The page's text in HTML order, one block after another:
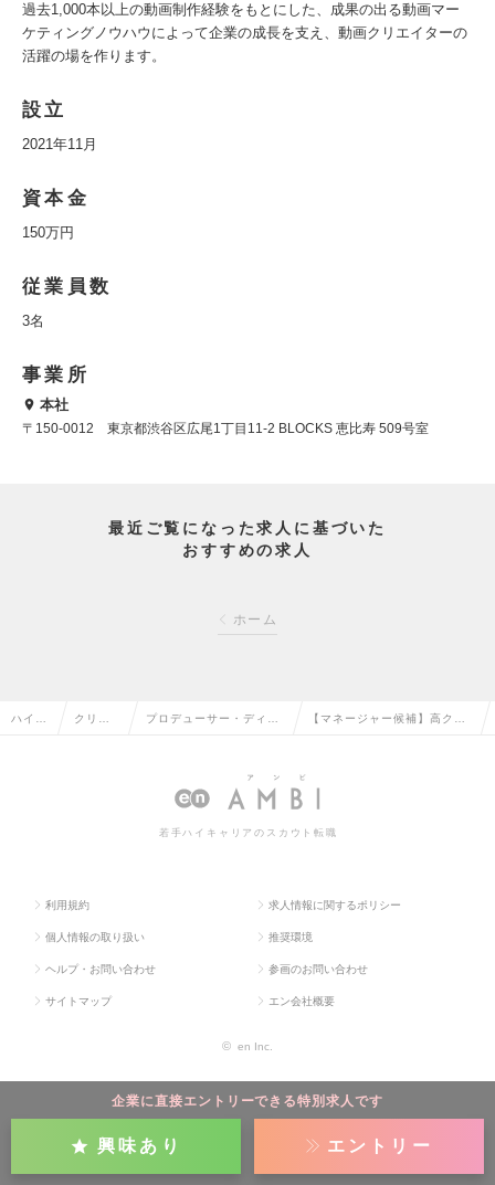
過去1,000本以上の動画制作経験をもとにした、成果の出る動画マー
ケティングノウハウによって企業の成長を支え、動画クリエイターの
活躍の場を作ります。
設立
2021年11月
資本金
150万円
従業員数
3名
事業所
本社
〒150-0012 東京都渋谷区広尾1丁目11-2 BLOCKS 恵比寿 509号室
最近ご覧になった求人に基づいた
おすすめの求人
ホーム
企業に直接エントリーできる特別求人です
興味あり エントリー
ハイク クリエ プロデューサー・ディレ
ル・ゲーム関連）の転職
【マネージャー候補】高クオ
プロデューサーの求人情報
若手ハイキャリアのスカウト転職
利用規約 求人情報に関するポリシー
個人情報の取り扱い 推奨環境
ヘルプ・お問い合わせ 参画のお問い合わせ
サイトマップ エン会社概要
© en Inc.